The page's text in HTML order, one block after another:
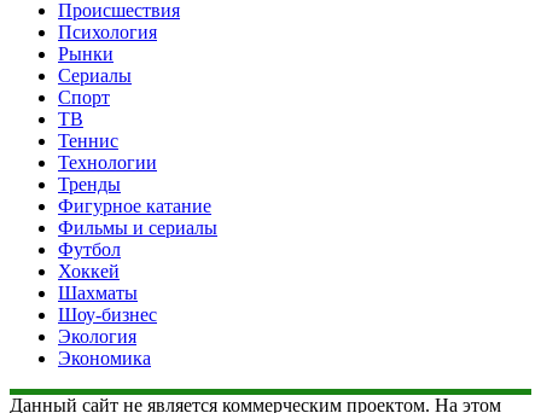
Происшествия
Психология
Рынки
Сериалы
Спорт
ТВ
Теннис
Технологии
Тренды
Фигурное катание
Фильмы и сериалы
Футбол
Хоккей
Шахматы
Шоу-бизнес
Экология
Экономика
Данный сайт не является коммерческим проектом. На этом